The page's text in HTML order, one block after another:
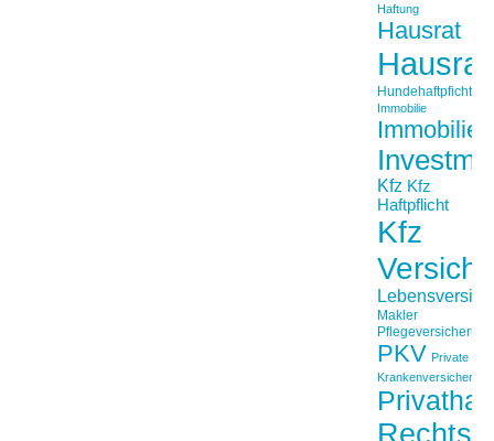
Haftung
Hausrat
Hundehaftpficht
Immobilie
Kfz Kfz
Haftpflicht
Kfz
Makler
Pflegeversicherung
PKV Private
Krankenversicherung